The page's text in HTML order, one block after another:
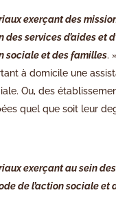
exerçant des
services d’aides et
sociale et des familles.
à domicile une
Ou, des
quel que soit leur
exerçant au sein
de l’action sociale